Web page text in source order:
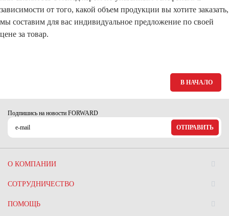
зависимости от того, какой объем продукции вы хотите заказать,
мы составим для вас индивидуальное предложение по своей
цене за товар.
В НАЧАЛО
Подпишись на новости FORWARD
ОТПРАВИТЬ
О КОМПАНИИ
СОТРУДНИЧЕСТВО
ПОМОЩЬ